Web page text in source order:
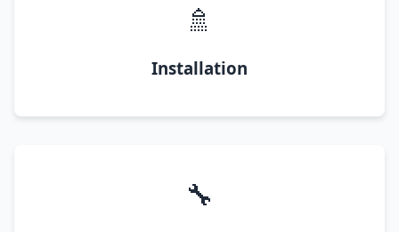
🚿
Installation
🔧